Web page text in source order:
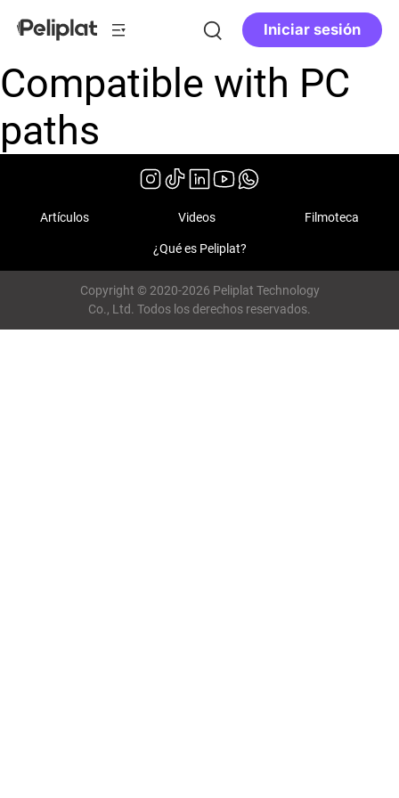
Iniciar sesión
Compatible with PC
paths
Artículos Videos Filmoteca
¿Qué es Peliplat?
Copyright © 2020-2026 Peliplat Technology
Co., Ltd. Todos los derechos reservados.